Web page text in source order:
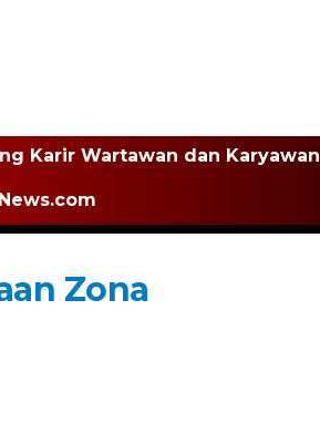
Karir Wartawan dan Karyawan
Zona